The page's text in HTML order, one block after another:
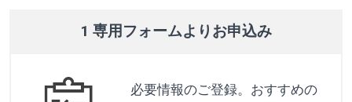
1 専用フォームよりお申込み
必要情報のご登録。おすすめの